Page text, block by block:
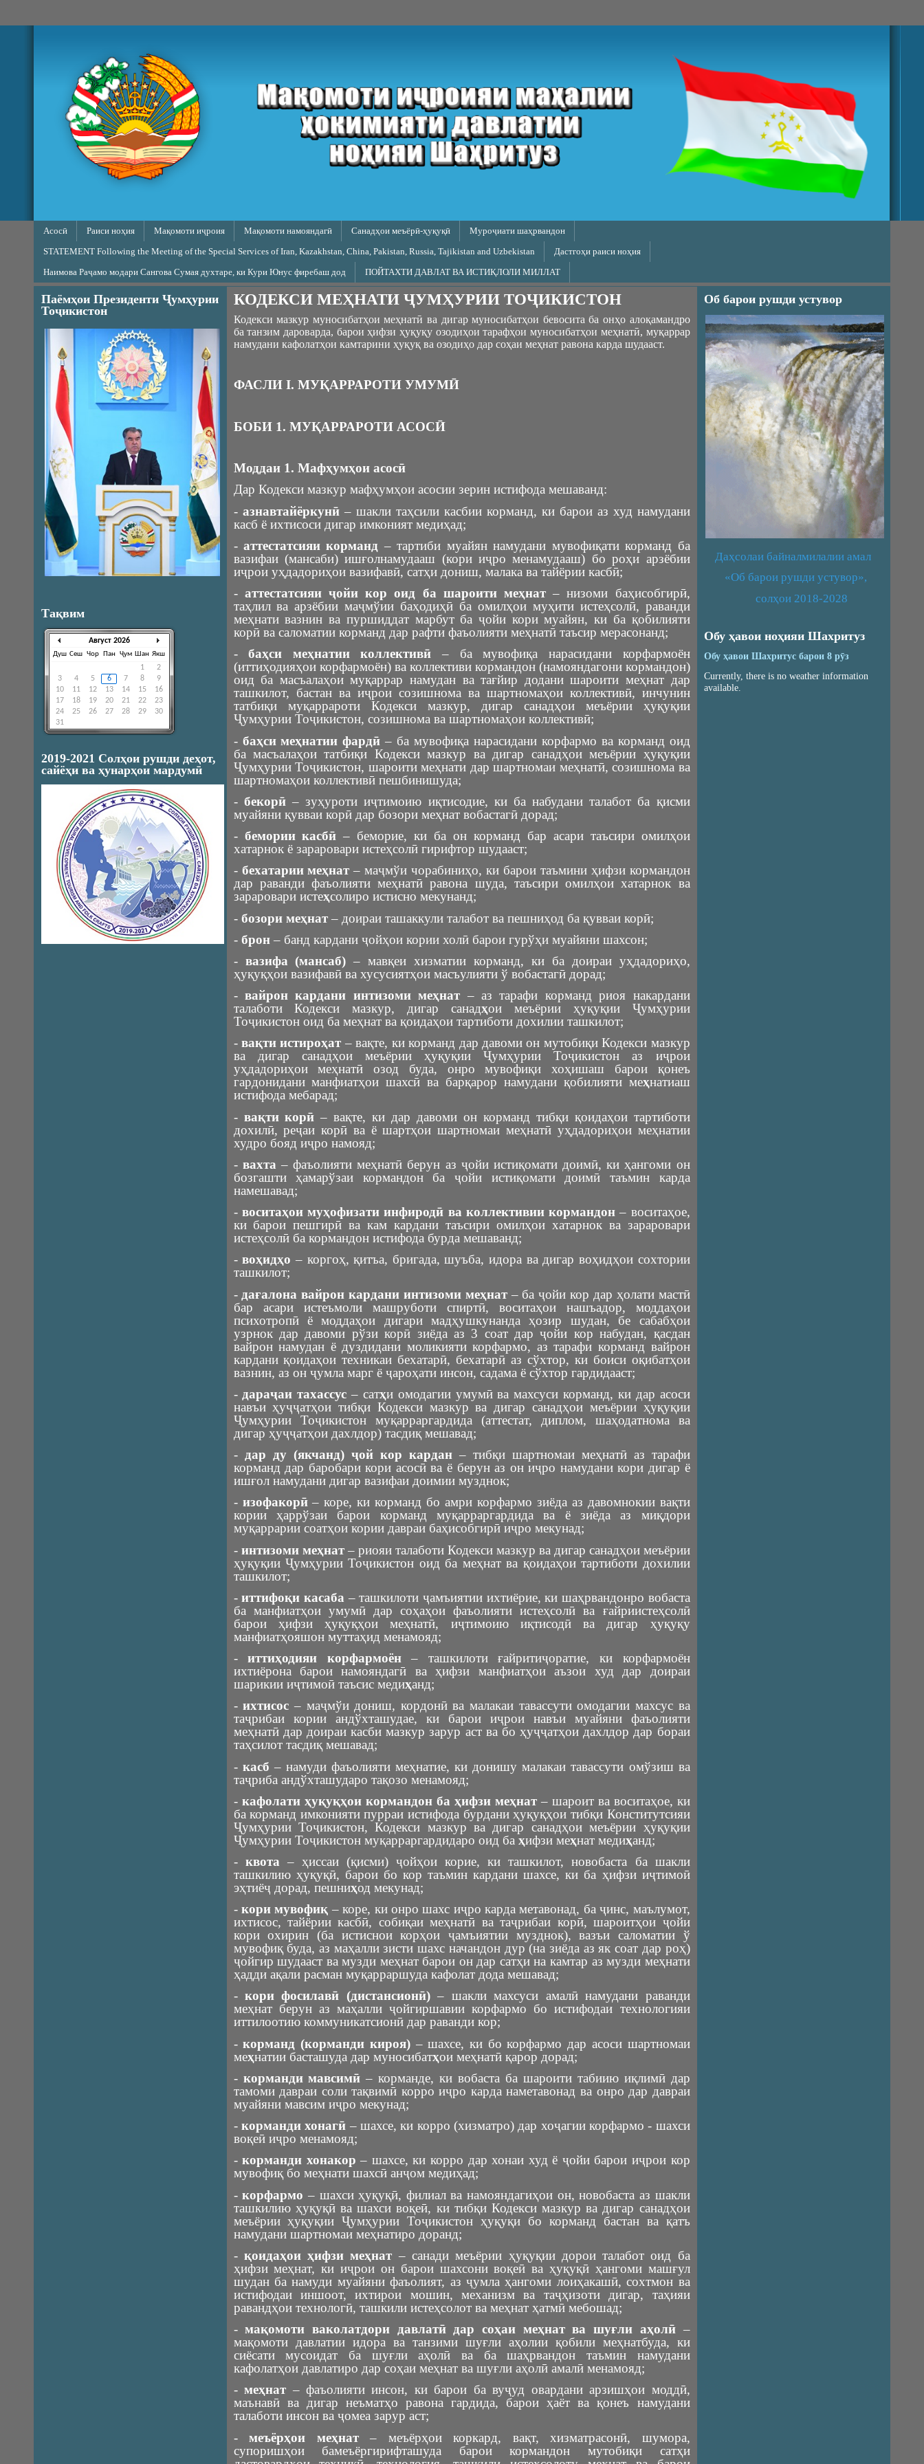
Main menu
Асосӣ Раиси ноҳия Мақомоти иҷроия Мақомоти намояндагӣ Санадҳои меъёрӣ-ҳуқуқӣ
Муроҷиати шаҳрвандон
STATEMENT Following the Meeting of the Special Services of Iran, Kazakhstan, China, Pakistan, Russia, Tajikistan and Uzbekistan
Дастгоҳи раиси ноҳия
Наимова Раҷамо модари Сангова Сумая духтаре, ки Кури Юнус фиребаш дод
ПОЙТАХТИ ДАВЛАТ ВА ИСТИҚЛОЛИ МИЛЛАТ
Паёмҳои Президенти Ҷумҳурии
Тоҷикистон
Тақвим
Душ Сеш Чор Пан Ҷум Шан Якш
1
2
3
4 5 6 7 8
9
10
11 12 13 14 15
16
17
18 19 20 21 22
23
24
25 26 27 28 29
30
31
Август 2026
2019-2021 Солҳои рушди деҳот,
сайёҳи ва ҳунарҳои мардумӣ
КОДЕКСИ МЕҲНАТИ ҶУМҲУРИИ ТОҶИКИСТОН
Кодекси мазкур муносибатҳои меҳнатӣ ва дигар муносибатҳои бевосита ба онҳо алоқамандро
ба танзим дароварда, барои ҳифзи ҳуқуқу озодиҳои тарафҳои муносибатҳои меҳнатӣ, муқаррар
намудани кафолатҳои камтарини ҳуқуқ ва озодиҳо дар соҳаи меҳнат равона карда шудааст.
ФАСЛИ I. МУҚАРРАРОТИ УМУМӢ
БОБИ 1. МУҚАРРАРОТИ АСОСӢ
Моддаи 1. Мафҳумҳои асосӣ
Дар Кодекси мазкур мафҳумҳои асосии зерин истифода мешаванд:
- азнавтайёркунӣ– шакли таҳсили касбии корманд, ки барои аз худ намудани
касб ё ихтисоси дигар имконият медиҳад;
-аттестатсияи корманд – тартиби муайян намудани мувофиқати корманд ба
вазифаи (мансаби) ишғолнамудааш (кори иҷро менамудааш) бо роҳи арзёбии
иҷрои уҳдадориҳои вазифавӣ, сатҳи дониш, малака ва тайёрии касбӣ;
- аттестатсияи ҷойи кор оид ба шароити меҳнат – низоми баҳисобгирӣ,
таҳлил ва арзёбии маҷмўии баҳодиҳӣ ба омилҳои муҳити истеҳсолӣ, раванди
меҳнати вазнин ва пуршиддат марбут ба ҷойи кори муайян, ки ба қобилияти
корӣ ва саломатии корманд дар рафти фаъолияти меҳнатӣ таъсир мерасонанд;
-баҳси меҳнатии коллективӣ – ба мувофиқа нарасидани корфармоён
(иттиҳодияҳои корфармоён) ва коллективи кормандон (намояндагони кормандон)
оид ба масъалаҳои муқаррар намудан ва тағйир додани шароити меҳнат дар
ташкилот, бастан ва иҷрои созишнома ва шартномаҳои коллективӣ, инчунин
татбиқи муқаррароти Кодекси мазкур, дигар санадҳои меъёрии ҳуқуқии
Ҷумҳурии Тоҷикистон, созишнома ва шартномаҳои коллективӣ;
- баҳси меҳнатии фардӣ– ба мувофиқа нарасидани корфармо ва корманд оид
ба масъалаҳои татбиқи Кодекси мазкур ва дигар санадҳои меъёрии ҳуқуқии
Ҷумҳурии Тоҷикистон, шароити меҳнати дар шартномаи меҳнатӣ, созишнома ва
шартномаҳои коллективӣ пешбинишуда;
- бекорӣ– зуҳуроти иҷтимоию иқтисодие, ки ба набудани талабот ба қисми
муайяни қувваи корӣ дар бозори меҳнат вобастагӣ дорад;
- бемории касбӣ – беморие, ки ба он корманд бар асари таъсири омилҳои
хатарнок ё зараровари истеҳсолӣ гирифтор шудааст;
- бехатарии меҳнат – маҷмўи чорабиниҳо, ки барои таъмини ҳифзи кормандон
дар раванди фаъолияти меҳнатӣ равона шуда, таъсири омилҳои хатарнок ва
зараровари истеҳсолиро истисно мекунанд;
- бозори меҳнат– доираи ташаккули талабот ва пешниҳод ба қувваи корӣ;
- брон– банд кардани ҷойҳои кории холӣ барои гурўҳи муайяни шахсон;
- вазифа (мансаб)– мавқеи хизматии корманд, ки ба доираи уҳдадориҳо,
ҳуқуқҳои вазифавӣ ва хусусиятҳои масъулияти ў вобастагӣ дорад;
- вайрон кардани интизоми меҳнат – аз тарафи корманд риоя накардани
талаботи Кодекси мазкур, дигар санадҳои меъёрии ҳуқуқии Ҷумҳурии
Тоҷикистон оид ба меҳнат ва қоидаҳои тартиботи дохилии ташкилот;
-вақти истироҳат – вақте, ки корманд дар давоми он мутобиқи Кодекси мазкур
ва дигар санадҳои меъёрии ҳуқуқии Ҷумҳурии Тоҷикистон аз иҷрои
уҳдадориҳои меҳнатӣ озод буда, онро мувофиқи хоҳишаш барои қонеъ
гардонидани манфиатҳои шахсӣ ва барқарор намудани қобилияти меҳнатиаш
истифода мебарад;
- вақти корӣ – вақте, ки дар давоми он корманд тибқи қоидаҳои тартиботи
дохилӣ, реҷаи корӣ ва ё шартҳои шартномаи меҳнатӣ уҳдадориҳои меҳнатии
худро бояд иҷро намояд;
- вахта – фаъолияти меҳнатӣ берун аз ҷойи истиқомати доимӣ, ки ҳангоми он
бозгашти ҳамарўзаи кормандон ба ҷойи истиқомати доимӣ таъмин карда
намешавад;
- воситаҳои муҳофизати инфиродӣ ва коллективии кормандон– воситаҳое,
ки барои пешгирӣ ва кам кардани таъсири омилҳои хатарнок ва зараровари
истеҳсолӣ ба кормандон истифода бурда мешаванд;
-воҳидҳо – коргоҳ, қитъа, бригада, шуъба, идора ва дигар воҳидҳои сохтории
ташкилот;
- дағалона вайрон кардани интизоми меҳнат– ба ҷойи кор дар ҳолати мастӣ
бар асари истеъмоли машруботи спиртӣ, воситаҳои нашъадор, моддаҳои
психотропӣ ё моддаҳои дигари мадҳушкунанда ҳозир шудан, бе сабабҳои
узрнок дар давоми рўзи корӣ зиёда аз 3 соат дар ҷойи кор набудан, қасдан
вайрон намудан ё дуздидани моликияти корфармо, аз тарафи корманд вайрон
кардани қоидаҳои техникаи бехатарӣ, бехатарӣ аз сўхтор, ки боиси оқибатҳои
вазнин, аз он ҷумла марг ё ҷароҳати инсон, садама ё сўхтор гардидааст;
- дараҷаи тахассус – сатҳи омодагии умумӣ ва махсуси корманд, ки дар асоси
навъи ҳуҷҷатҳои тибқи Кодекси мазкур ва дигар санадҳои меъёрии ҳуқуқии
Ҷумҳурии Тоҷикистон муқарраргардида (аттестат, диплом, шаҳодатнома ва
дигар ҳуҷҷатҳои дахлдор) тасдиқ мешавад;
- дар ду (якчанд) ҷой кор кардан– тибқи шартномаи меҳнатӣ аз тарафи
корманд дар баробари кори асосӣ ва ё берун аз он иҷро намудани кори дигар ё
ишғол намудани дигар вазифаи доимии музднок;
- изофакорӣ– коре, ки корманд бо амри корфармо зиёда аз давомнокии вақти
кории ҳаррўзаи барои корманд муқарраргардида ва ё зиёда аз миқдори
муқаррарии соатҳои кории давраи баҳисобгирӣ иҷро мекунад;
- интизоми меҳнат – риояи талаботи Кодекси мазкур ва дигар санадҳои меъёрии
ҳуқуқии Ҷумҳурии Тоҷикистон оид ба меҳнат ва қоидаҳои тартиботи дохилии
ташкилот;
-иттифоқи касаба – ташкилоти ҷамъиятии ихтиёрие, ки шаҳрвандонро вобаста
ба манфиатҳои умумӣ дар соҳаҳои фаъолияти истеҳсолӣ ва ғайриистеҳсолӣ
барои ҳифзи ҳуқуқҳои меҳнатӣ, иҷтимоию иқтисодӣ ва дигар ҳуқуқу
манфиатҳояшон муттаҳид менамояд;
-иттиҳодияи корфармоён– ташкилоти ғайритиҷоратие, ки корфармоён
ихтиёрона барои намояндагӣ ва ҳифзи манфиатҳои аъзои худ дар доираи
шарикии иҷтимоӣ таъсис медиҳанд;
-ихтисос – маҷмўи дониш, кордонӣ ва малакаи тавассути омодагии махсус ва
таҷрибаи кории андўхташудае, ки барои иҷрои навъи муайяни фаъолияти
меҳнатӣ дар доираи касби мазкур зарур аст ва бо ҳуҷҷатҳои дахлдор дар бораи
таҳсилот тасдиқ мешавад;
- касб – намуди фаъолияти меҳнатие, ки донишу малакаи тавассути омўзиш ва
таҷриба андўхташударо тақозо менамояд;
- кафолати ҳуқуқҳои кормандон ба ҳифзи меҳнат– шароит ва воситаҳое, ки
ба корманд имконияти пурраи истифода бурдани ҳуқуқҳои тибқи Конститутсияи
Ҷумҳурии Тоҷикистон, Кодекси мазкур ва дигар санадҳои меъёрии ҳуқуқии
Ҷумҳурии Тоҷикистон муқарраргардидаро оид ба ҳифзи меҳнат медиҳанд;
- квота – ҳиссаи (қисми) ҷойҳои корие, ки ташкилот, новобаста ба шакли
ташкилию ҳуқуқӣ, барои бо кор таъмин кардани шахсе, ки ба ҳифзи иҷтимоӣ
эҳтиёҷ дорад, пешниҳод мекунад;
- кори мувофиқ – коре, ки онро шахс иҷро карда метавонад, ба ҷинс, маълумот,
ихтисос, тайёрии касбӣ, собиқаи меҳнатӣ ва таҷрибаи корӣ, шароитҳои ҷойи
кори охирин (ба истиснои корҳои ҷамъиятии музднок), вазъи саломатии ў
мувофиқ буда, аз маҳалли зисти шахс начандон дур (на зиёда аз як соат дар роҳ)
ҷойгир шудааст ва музди меҳнат барои он дар сатҳи на камтар аз музди меҳнати
ҳадди ақали расман муқарраршуда кафолат дода мешавад;
-кори фосилавӣ (дистансионӣ)– шакли махсуси амалӣ намудани раванди
меҳнат берун аз маҳалли ҷойгиршавии корфармо бо истифодаи технологияи
иттилоотию коммуникатсионӣ дар раванди кор;
-корманд (корманди кироя)– шахсе, ки бо корфармо дар асоси шартномаи
меҳнатии басташуда дар муносибатҳои меҳнатӣ қарор дорад;
- корманди мавсимӣ – корманде, ки вобаста ба шароити табиию иқлимӣ дар
тамоми давраи соли тақвимӣ корро иҷро карда наметавонад ва онро дар давраи
муайяни мавсим иҷро мекунад;
- корманди хонагӣ – шахсе, ки корро (хизматро) дар хоҷагии корфармо - шахси
воқеӣ иҷро менамояд;
-корманди хонакор – шахсе, ки корро дар хонаи худ ё ҷойи барои иҷрои кор
мувофиқ бо меҳнати шахсӣ анҷом медиҳад;
-корфармо – шахси ҳуқуқӣ, филиал ва намояндагиҳои он, новобаста аз шакли
ташкилию ҳуқуқӣ ва шахси воқеӣ, ки тибқи Кодекси мазкур ва дигар санадҳои
меъёрии ҳуқуқии Ҷумҳурии Тоҷикистон ҳуқуқи бо корманд бастан ва қатъ
намудани шартномаи меҳнатиро доранд;
- қоидаҳои ҳифзи меҳнат – санади меъёрии ҳуқуқии дорои талабот оид ба
ҳифзи меҳнат, ки иҷрои он барои шахсони воқеӣ ва ҳуқуқӣ ҳангоми машғул
шудан ба намуди муайяни фаъолият, аз ҷумла ҳангоми лоиҳакашӣ, сохтмон ва
истифодаи иншоот, ихтирои мошин, механизм ва таҷҳизоти дигар, таҳияи
равандҳои технологӣ, ташкили истеҳсолот ва меҳнат ҳатмӣ мебошад;
-мақомоти ваколатдори давлатӣ дар соҳаи меҳнат ва шуғли аҳолӣ–
мақомоти давлатии идора ва танзими шуғли аҳолии қобили меҳнатбуда, ки
сиёсати мусоидат ба шуғли аҳолӣ ва ба шаҳрвандон таъмин намудани
кафолатҳои давлатиро дар соҳаи меҳнат ва шуғли аҳолӣ амалӣ менамояд;
-меҳнат – фаъолияти инсон, ки барои ба вуҷуд овардани арзишҳои моддӣ,
маънавӣ ва дигар неъматҳо равона гардида, барои ҳаёт ва қонеъ намудани
талаботи инсон ва ҷомеа зарур аст;
-меъёрҳои меҳнат– меъёрҳои коркард, вақт, хизматрасонӣ, шумора,
супоришҳои бамеъёргирифташуда барои кормандон мутобиқи сатҳи
Об барои рушди устувор
Даҳсолаи байналмилалии амал
«Об барои рушди устувор»,
солҳои 2018-2028
Обу ҳавои ноҳияи Шахритуз
Обу ҳавои Шахритус барои 8 рӯз
Currently, there is no weather information
available.